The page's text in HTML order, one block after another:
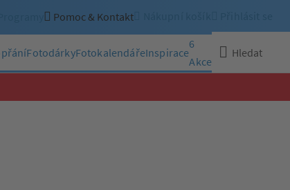
Pomoc & Kontakt
FotodárkyFotokalendářeInspirace
6
Akce
Hledat